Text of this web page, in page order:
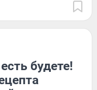
будете!